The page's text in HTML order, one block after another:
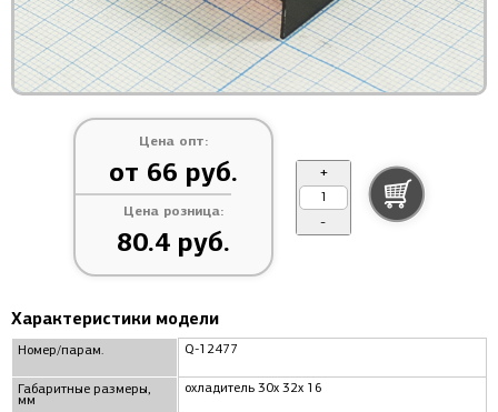
Цена опт:
от 66 руб.
Цена розница:
80.4 руб.
+
-
Характеристики модели
Номер/парам.
Габаритные размеры,
мм
Q-12477
охладитель 30x 32x 16